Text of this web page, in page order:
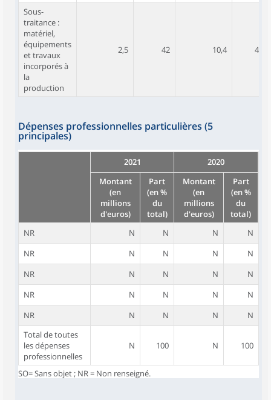
Sous-
traitance :
matériel,
équipements
et travaux
incorporés à
la
production
2,5 42 10,4 43,9
Dépenses professionnelles particulières (5
principales)
2021
2020
Montant
(en
millions
d'euros)
Part
(en %
du
total)
Montant
(en
millions
d'euros)
Part
(en %
du
total)
NR
N N N
N
NR
N N N
N
NR
N N N
N
NR
N N N
N
NR
N N N
N
Total de toutes
les dépenses
professionnelles
N 100 N 100
SO= Sans objet ; NR = Non renseigné.